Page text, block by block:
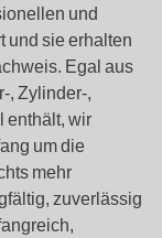
und
und sie erhalten
Egal aus
, Zylinder-,
enthält, wir
um die
mehr
zuverlässig